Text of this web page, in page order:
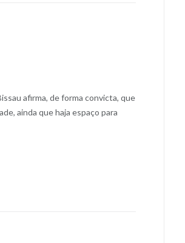
afirma, de forma convicta, que
ainda que haja espaço para